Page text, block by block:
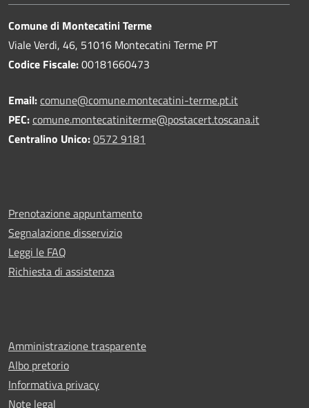
Comune di Montecatini Terme
Viale Verdi, 46, 51016 Montecatini Terme PT
Codice Fiscale:00181660473
Email:comune@comune.montecatini-terme.pt.it
PEC:comune.montecatiniterme@postacert.toscana.it
Centralino Unico:0572 9181
Prenotazione appuntamento
Segnalazione disservizio
Leggi le FAQ
Richiesta di assistenza
Amministrazione trasparente
Albo pretorio
Informativa privacy
Note legal